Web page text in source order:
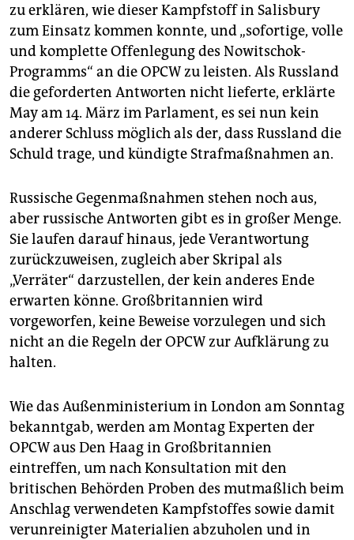
zu erklären, wie dieser Kampfstoff in Salisbury
zum Einsatz kommen konnte, und „sofortige, volle
und komplette Offenlegung des No­wi­tschok-
Programms“ an die OPCW zu leisten. Als Russland
die geforderten Antworten nicht lieferte, erklärte
May am 14. März im Parlament, es sei nun kein
anderer Schluss möglich als der, dass Russland die
Schuld trage, und kündigte Strafmaßnahmen an.
Russische Gegenmaßnahmen stehen noch aus,
aber russische Antworten gibt es in großer Menge.
Sie laufen darauf hinaus, jede Verantwortung
zurückzuweisen, zugleich aber Skripal als
„Verräter“ darzustellen, der kein anderes Ende
erwarten könne. Großbritannien wird
vorgeworfen, keine Beweise vorzulegen und sich
nicht an die Regeln der OPCW zur Aufklärung zu
halten.
Wie das Außenministerium in London am Sonntag
bekanntgab, werden am Montag Experten der
OPCW aus Den Haag in Großbritannien
eintreffen, um nach Konsultation mit den
britischen Behörden Proben des mutmaßlich beim
Anschlag verwendeten Kampfstoffes sowie damit
verunreinigter Materialien abzuholen und in